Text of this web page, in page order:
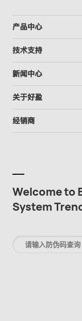
产品中心
技术支持
新闻中心
关于好盈
经销商
Welcome to
System